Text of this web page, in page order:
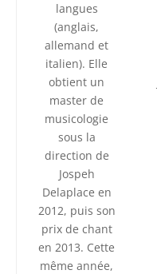
langues
(anglais,
allemand et
italien). Elle
obtient un
master de
musicologie
sous la
direction de
Jospeh
Delaplace en
2012, puis son
prix de chant
en 2013. Cette
même année,